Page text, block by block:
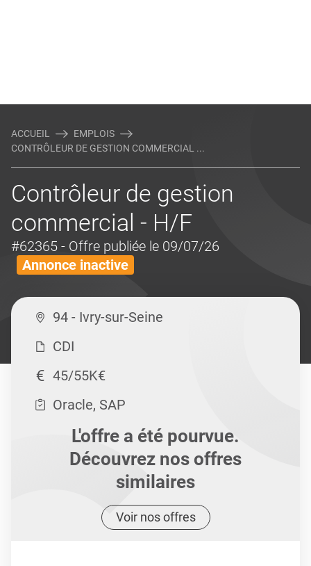
ACCUEIL
EMPLOIS
CONTRÔLEUR DE GESTION COMMERCIAL ...
Contrôleur de gestion
commercial - H/F
#62365 - Offre publiée le 09/07/26
Annonce inactive
94 - Ivry-sur-Seine
CDI
45/55K€
Oracle, SAP
L'offre a été pourvue.
Découvrez nos offres
similaires
Voir nos offres